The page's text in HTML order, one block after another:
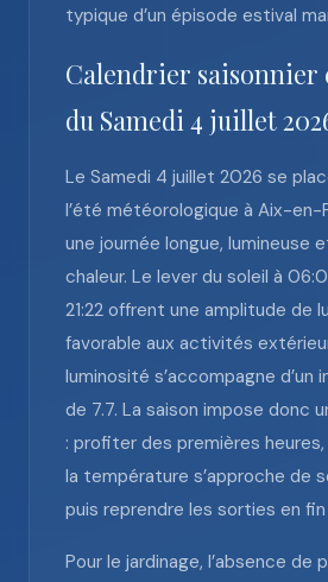
typique d’un épisode estival
Calendrier saisonnier
du Samedi 4 juillet
Le Samedi 4 juillet 2026 se
l’été météorologique à Aix-en-
une journée longue, lumineuse
chaleur. Le lever du soleil à
21:22 offrent une amplitude de
favorable aux activités
luminosité s’accompagne d’un
de 7.7. La saison impose donc
: profiter des premières
la température s’approche de
puis reprendre les sorties en
Pour le jardinage, l’absence de